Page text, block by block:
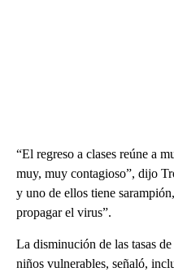
“El regreso a clases reúne a
muy, muy contagioso”, dijo
y uno de ellos tiene
propagar el virus”.
La disminución de las tasas
niños vulnerables, señaló,